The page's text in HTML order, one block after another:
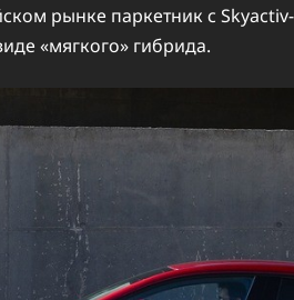
рынке паркетник с
«мягкого» гибрида.